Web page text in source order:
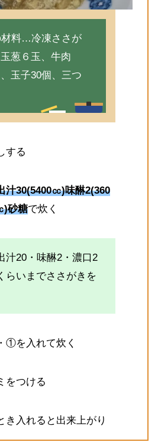
材料…冷凍ささが
葱６玉、牛肉
玉子30個、三つ
する
汁30(5400㏄)味醂2(360
)砂糖で炊く
汁20・味醂2・濃口2
らいまでささがきを
を入れて炊く
つける
入れると出来上がり